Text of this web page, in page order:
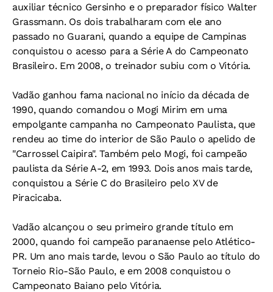
auxiliar técnico Gersinho e o preparador físico Walter
Grassmann. Os dois trabalharam com ele ano
passado no Guarani, quando a equipe de Campinas
conquistou o acesso para a Série A do Campeonato
Brasileiro. Em 2008, o treinador subiu com o Vitória.
Vadão ganhou fama nacional no início da década de
1990, quando comandou o Mogi Mirim em uma
empolgante campanha no Campeonato Paulista, que
rendeu ao time do interior de São Paulo o apelido de
"Carrossel Caipira". Também pelo Mogi, foi campeão
paulista da Série A-2, em 1993. Dois anos mais tarde,
conquistou a Série C do Brasileiro pelo XV de
Piracicaba.
Vadão alcançou o seu primeiro grande título em
2000, quando foi campeão paranaense pelo Atlético-
PR. Um ano mais tarde, levou o São Paulo ao título do
Torneio Rio-São Paulo, e em 2008 conquistou o
Campeonato Baiano pelo Vitória.